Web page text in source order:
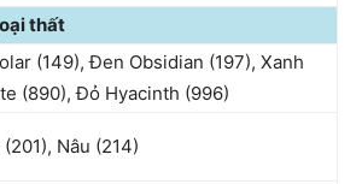
thất
(149), Đen Obsidian (197), Xanh
(890), Đỏ Hyacinth (996)
Nâu (214)